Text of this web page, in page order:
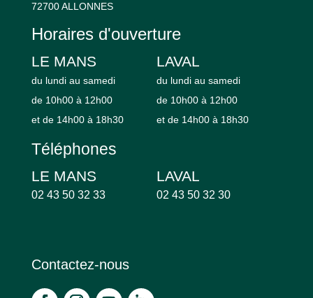
72700 ALLONNES
Horaires d'ouverture
LE MANS
du lundi au samedi
de 10h00 à 12h00
et de 14h00 à 18h30
LAVAL
du lundi au samedi
de 10h00 à 12h00
et de 14h00 à 18h30
Téléphones
LE MANS
02 43 50 32 33
LAVAL
02 43 50 32 30
Contactez-nous